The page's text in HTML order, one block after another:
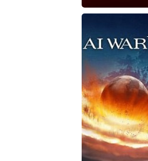
Quest of